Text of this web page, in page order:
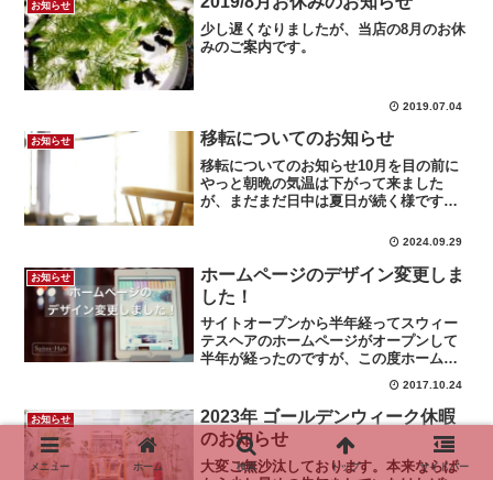
お知らせ
少し遅くなりましたが、当店の8月のお休
みのご案内です。
2019.07.04
お知らせ 移転についてのお知らせ
移転についてのお知らせ10月を目の前に
やっと朝晩の気温は下がって来ました
が、まだまだ日中は夏日が続く様です
ょうか？温度差が大きいのでそれだけで
えすぎたりしない様にお気を...
2024.09.29
お知らせ
ホームページのデザイン変更しま
した！
サイトオープンから半年経ってスウィー
テスヘアのホームページがオープンして
半年が経ったのですが、この度ホームペ
ージをリニューアルいたしました！ 今
回はとにかくホームページを見ていただ
く方に、より見やすくなるようにとデザ
インを変更いたしました。...
2017.10.24
お知らせ
2023年 ゴールデンウィーク休暇
のお知らせ
大変ご無沙汰しております。本来ならば
メニュー ホーム 検索 トップ サイドバー